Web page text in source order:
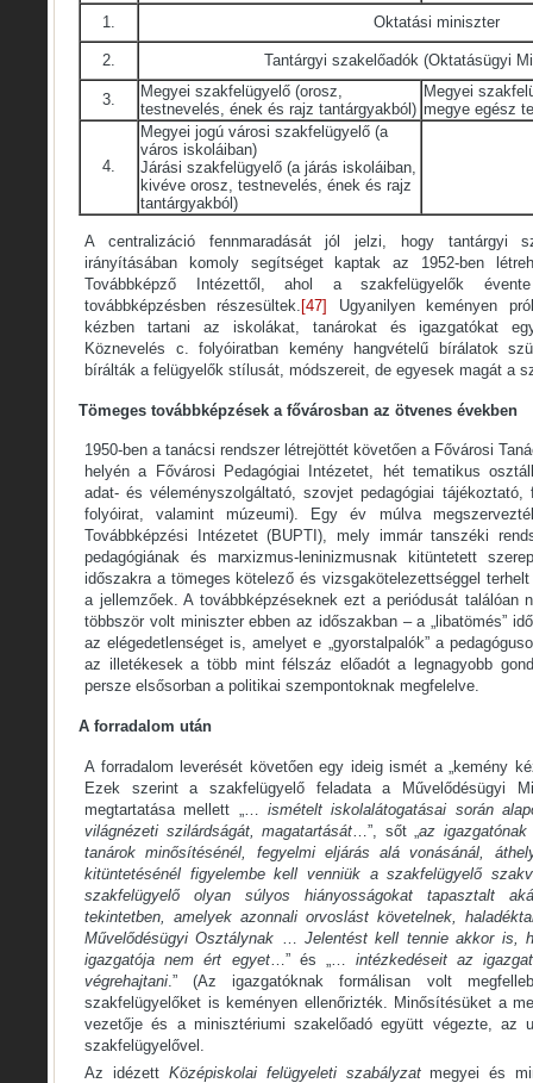
1. Oktatási miniszter
2. Tantárgyi szakelőadók (Oktatásügyi
3.
Megyei szakfelügyelő (orosz,
testnevelés, ének és rajz tantárgyakból)
Megyei
megye egész
4.
Megyei jogú városi szakfelügyelő (a
város iskoláiban)
Járási szakfelügyelő (a járás iskoláiban,
kivéve orosz, testnevelés, ének és rajz
tantárgyakból)
A centralizáció fennmaradását jól jelzi, hogy tantárgyi
irányításában komoly segítséget kaptak az 1952-ben
Továbbképző Intézettől, ahol a szakfelügyelők
továbbképzésben részesültek. [47] Ugyanilyen keményen
kézben tartani az iskolákat, tanárokat és igazgatókat
Köznevelés c. folyóiratban kemény hangvételű bírálatok
bírálták a felügyelők stílusát, módszereit, de egyesek magát a
Tömeges továbbképzések a fővárosban az ötvenes években
1950-ben a tanácsi rendszer létrejöttét követően a Fővárosi
helyén a Fővárosi Pedagógiai Intézetet, hét tematikus
adat- és véleményszolgáltató, szovjet pedagógiai
folyóirat, valamint múzeumi). Egy év múlva
Továbbképzési Intézetet (BUPTI), mely immár tanszéki
pedagógiának és marxizmus-leninizmusnak kitüntetett
időszakra a tömeges kötelező és vizsgakötelezettséggel
a jellemzőek. A továbbképzéseknek ezt a periódusát találóan
többször volt miniszter ebben az időszakban – a „libatömés”
az elégedetlenséget is, amelyet e „gyorstalpalók” a
az illetékesek a több mint félszáz előadót a legnagyobb
persze elsősorban a politikai szempontoknak megfelelve.
A forradalom után
A forradalom leverését követően egy ideig ismét a „kemény
Ezek szerint a szakfelügyelő feladata a Művelődésügyi
megtartatása mellett „… ismételt iskolalátogatásai során
világnézeti szilárdságát, magatartását …”, sőt „az
tanárok minősítésénél, fegyelmi eljárás alá vonásánál,
kitüntetésénél figyelembe kell venniük a szakfelügyelő
szakfelügyelő olyan súlyos hiányosságokat tapasztalt
tekintetben, amelyek azonnali orvoslást követelnek,
Művelődésügyi Osztálynak …Jelentést kell tennie akkor is,
igazgatója nem ért egyet…” és „… intézkedéseit az
végrehajtani .” (Az igazgatóknak formálisan volt
szakfelügyelőket is keményen ellenőrizték. Minősítésüket a
vezetője és a minisztériumi szakelőadó együtt végezte, az
szakfelügyelővel.
Az idézett Középiskolai felügyeleti szabályzatmegyei és